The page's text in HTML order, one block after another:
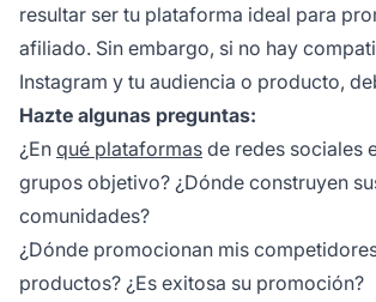
resultar ser tu plataforma ideal para
afiliado. Sin embargo, si no hay
Instagram y tu audiencia o producto,
Hazte algunas preguntas:
¿En qué plataformas de redes sociales
grupos objetivo? ¿Dónde construyen
comunidades?
¿Dónde promocionan mis
productos? ¿Es exitosa su promoción?